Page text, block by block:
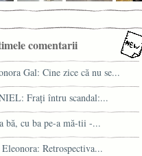
comentarii
Gal: Cine zice că nu se...
Fraţi întru scandal:...
bă, cu ba pe-a mă-tii -...
Retrospectiva...